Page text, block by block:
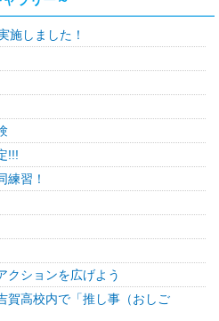
施しました！
!!!
習！
ションを広げよう
高校内で「推し事（おしご